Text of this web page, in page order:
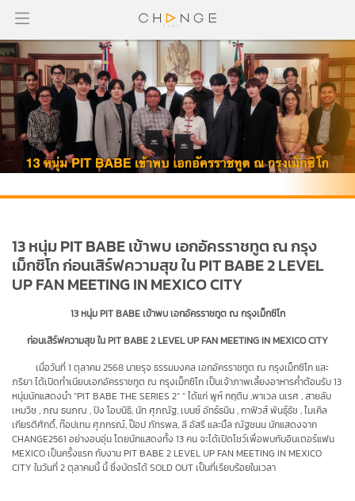
13 หนุ่ม PIT BABE เข้าพบ เอกอัครราชทูต ณ กรุง
เม็กซิโก ก่อนเสิร์ฟความสุข ใน PIT BABE 2 LEVEL
UP FAN MEETING IN MEXICO CITY
13 หนุ่ม PIT BABE เข้าพบ เอกอัครราชทูต ณ กรุงเม็กซิโก
ก่อนเสิร์ฟความสุข ใน PIT BABE 2 LEVEL UP FAN MEETING IN MEXICO CITY
เมื่อวันที่ 1 ตุลาคม 2568 นายรุจ ธรรมมงคล เอกอัครราชทูต ณ กรุงเม็กซิโก และ
ภริยา ได้เปิดทำเนียบเอกอัครราชทูต ณ กรุงเม็กซิโก เป็นเจ้าภาพเลี้ยงอาหารค่ำต้อนรับ 13
หนุ่มนักแสดงนำ “PIT BABE THE SERIES 2” ” ได้แก่ พูห์ กฤติน ,พาเวล นเรศ , สายลับ
เหมวิช , ภณ ธนภณ , ปิง โอบนิธิ, นัท ศุภณัฐ, เบนซ์ อัทธ์ธนิน , กาฟิวส์ พันธุ์ธัช , ไมเคิล
เกียรติศักดิ์, ท๊อปเทน ศุภกรณ์, ป๊อป ภัทรพล, ลี อัสรี และมิ้ล ณัฐชนน นักแสดงจาก
CHANGE2561 อย่างอบอุ่น โดยนักแสดงทั้ง 13 คน จะได้เปิดโชว์เพื่อพบกับอินเตอร์แฟน
MEXICO เป็นครั้งแรก กับงาน PIT BABE 2 LEVEL UP FAN MEETING IN MEXICO
CITY ในวันที่ 2 ตุลาคมนี้ นี้ ซึ่งบัตรได้ SOLD OUT เป็นที่เรียบร้อยในเวลา